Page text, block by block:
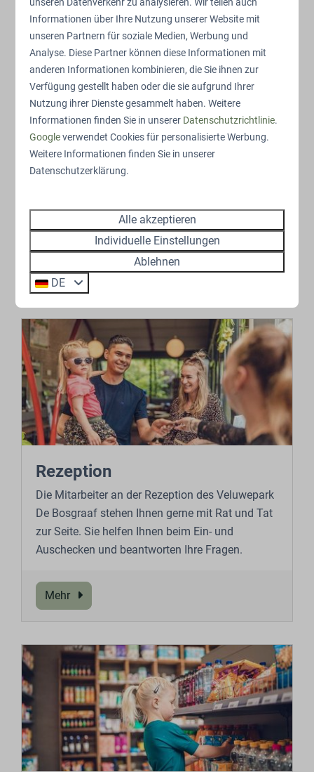
Restaurant De Bosgraaf
Genießen Sie Teller, Pizzen und Pommes im
Kommen Sie und lassen Sie sich verwöhnen.
Mehr
Rezeption
Die Mitarbeiter an der Rezeption des Veluwepark
De Bosgraaf stehen Ihnen gerne mit Rat und Tat
zur Seite. Sie helfen Ihnen beim Ein- und
Auschecken und beantworten Ihre Fragen.
Mehr
Informationen über Ihre Nutzung unserer Website mit
unseren Partnern für soziale Medien, Werbung und
Analyse. Diese Partner können diese Informationen mit
anderen Informationen kombinieren, die Sie ihnen zur
Verfügung gestellt haben oder die sie aufgrund Ihrer
Nutzung ihrer Dienste gesammelt haben. Weitere
Informationen finden Sie in unserer Datenschutzrichtlinie.
Googleverwendet Cookies für personalisierte Werbung.
Weitere Informationen finden Sie in unserer
Datenschutzerklärung.
Alle akzeptieren
Individuelle Einstellungen
Ablehnen
DE